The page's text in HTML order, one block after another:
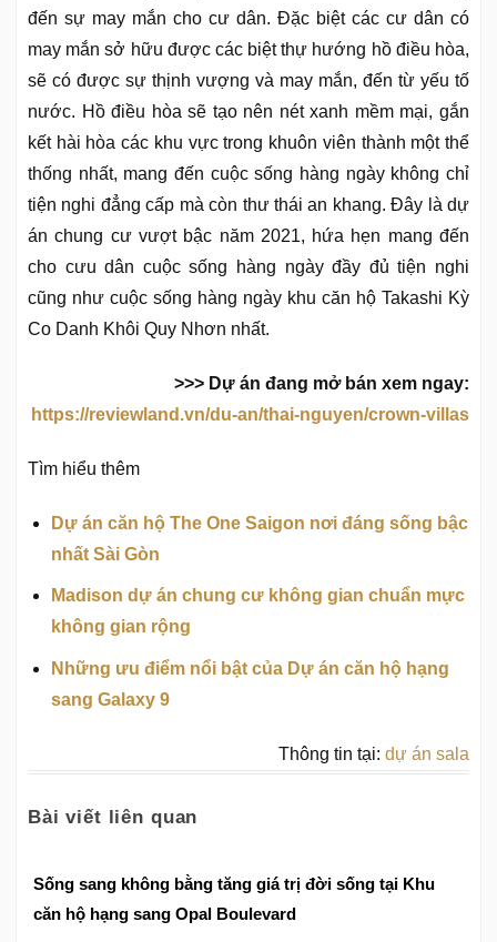
đến sự may mắn cho cư dân. Đặc biệt các cư dân có
may mắn sở hữu được các biệt thự hướng hồ điều hòa,
sẽ có được sự thịnh vượng và may mắn, đến từ yếu tố
nước. Hồ điều hòa sẽ tạo nên nét xanh mềm mại, gắn
kết hài hòa các khu vực trong khuôn viên thành một thể
thống nhất, mang đến cuộc sống hàng ngày không chỉ
tiện nghi đẳng cấp mà còn thư thái an khang. Đây là dự
án chung cư vượt bậc năm 2021, hứa hẹn mang đến
cho cưu dân cuộc sống hàng ngày đầy đủ tiện nghi
cũng như cuộc sống hàng ngày khu căn hộ Takashi Kỳ
Co Danh Khôi Quy Nhơn nhất.
>>> Dự án đang mở bán xem ngay:
https://reviewland.vn/du-an/thai-nguyen/crown-villas
Tìm hiểu thêm
Dự án căn hộ The One Saigon nơi đáng sống bậc
nhất Sài Gòn
Madison dự án chung cư không gian chuẩn mực
không gian rộng
Những ưu điểm nổi bật của Dự án căn hộ hạng
sang Galaxy 9
Thông tin tại: dự án sala
Bài viết liên quan
Sống sang không bằng tăng giá trị đời sống tại Khu
căn hộ hạng sang Opal Boulevard